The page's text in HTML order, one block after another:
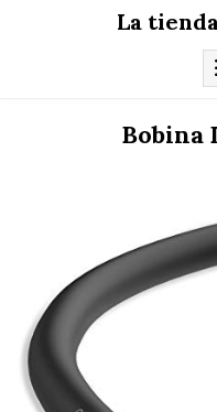
La
Bobina